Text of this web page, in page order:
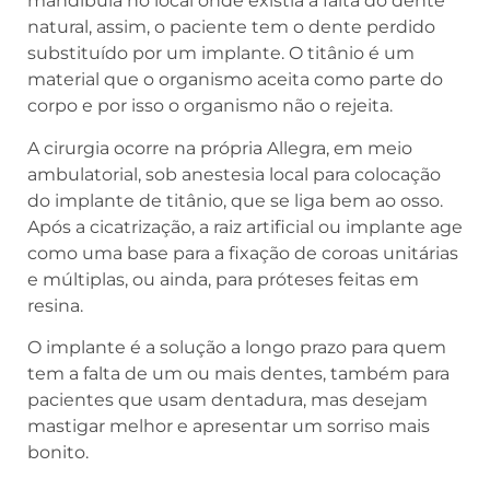
natural, assim, o paciente tem o dente perdido
substituído por um implante. O titânio é um
material que o organismo aceita como parte do
corpo e por isso o organismo não o rejeita.
A cirurgia ocorre na própria Allegra, em meio
ambulatorial, sob anestesia local para colocação
do implante de titânio, que se liga bem ao osso.
Após a cicatrização, a raiz artificial ou implante age
como uma base para a fixação de coroas unitárias
e múltiplas, ou ainda, para próteses feitas em
resina.
O implante é a solução a longo prazo para quem
tem a falta de um ou mais dentes, também para
pacientes que usam dentadura, mas desejam
mastigar melhor e apresentar um sorriso mais
bonito.